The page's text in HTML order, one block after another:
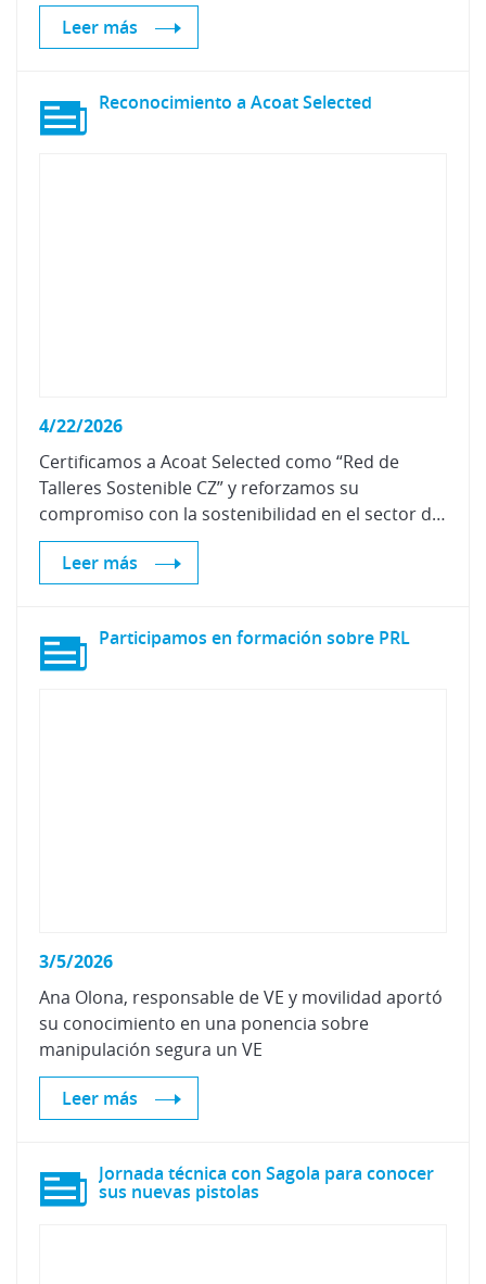
Leer más
Reconocimiento a AcoatSelected
4/22/2026
Certificamos a Acoat Selected como “Red de
Talleres Sostenible CZ” y reforzamos su
compromiso con la sostenibilidad en el sector de la reparación
Leer más
Participamos en formación sobre PRL
3/5/2026
Ana Olona, responsable de VE y movilidad aportó
su conocimiento en una ponencia sobre
manipulación segura un VE
Leer más
Jornada técnica con Sagola para conocer
sus nuevas pistolas